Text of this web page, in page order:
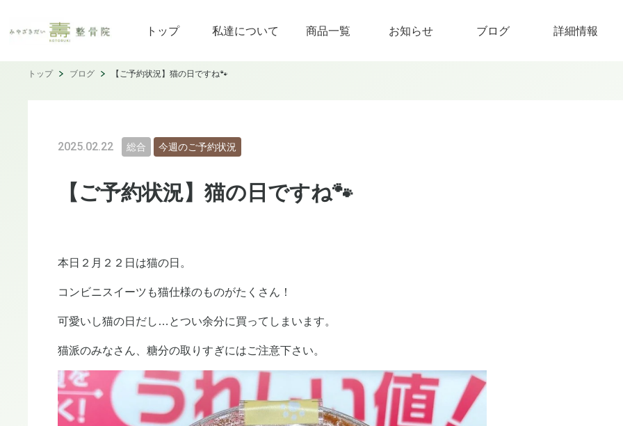
トップ 私達について 商品一覧 お知らせ ブログ 詳細情報
トップ ブログ 【ご予約状況】猫の日ですね🐾
2025.02.22 総合 今週のご予約状況
【ご予約状況】猫の日ですね🐾
本日２月２２日は猫の日。
コンビニスイーツも猫仕様のものがたくさん！
可愛いし猫の日だし…とつい余分に買ってしまいます。
猫派のみなさん、糖分の取りすぎにはご注意下さい。